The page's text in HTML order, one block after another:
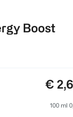
Boost
€
100 ml